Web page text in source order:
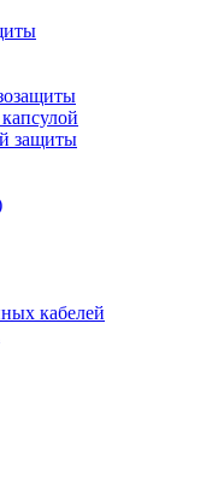
защиты
кабелей